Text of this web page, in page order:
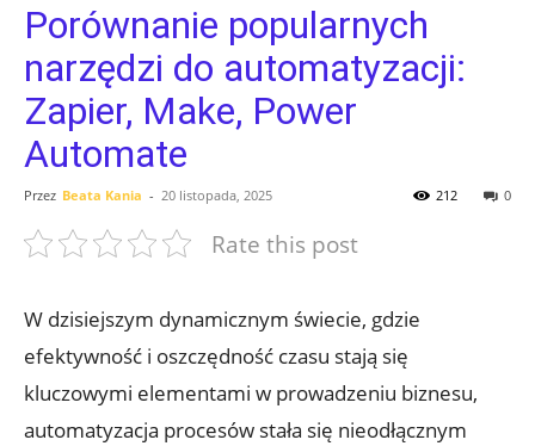
Porównanie popularnych
narzędzi do automatyzacji:
Zapier, Make, Power
Automate
Przez Beata Kania - 20 listopada, 2025 0
212
Rate this post
W dzisiejszym dynamicznym świecie, ⁣gdzie
efektywność⁣ i oszczędność czasu stają się
kluczowymi elementami w prowadzeniu biznesu,
automatyzacja procesów⁣ stała się nieodłącznym